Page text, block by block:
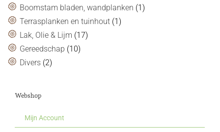
Boomstam bladen, wandplanken (1)
Terrasplanken en tuinhout (1)
Lak, Olie & Lijm (17)
Gereedschap (10)
Divers (2)
Webshop
Mijn Account